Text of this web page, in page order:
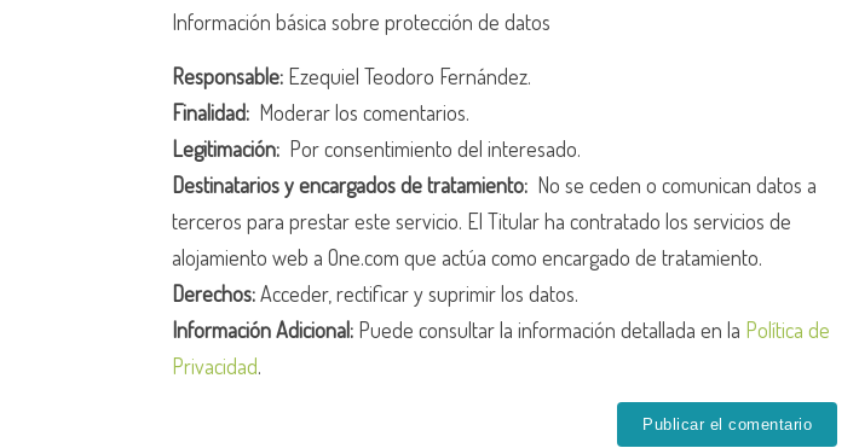
Información básica sobre protección de datos
Responsable: Ezequiel Teodoro Fernández.
Finalidad: Moderar los comentarios.
Legitimación: Por consentimiento del interesado.
Destinatarios y encargados de tratamiento: No se ceden o comunican datos a
terceros para prestar este servicio. El Titular ha contratado los servicios de
alojamiento web a One.com que actúa como encargado de tratamiento.
Derechos:Acceder, rectificar y suprimir los datos.
Información Adicional: Puede consultar la información detallada en la Política de
Privacidad.